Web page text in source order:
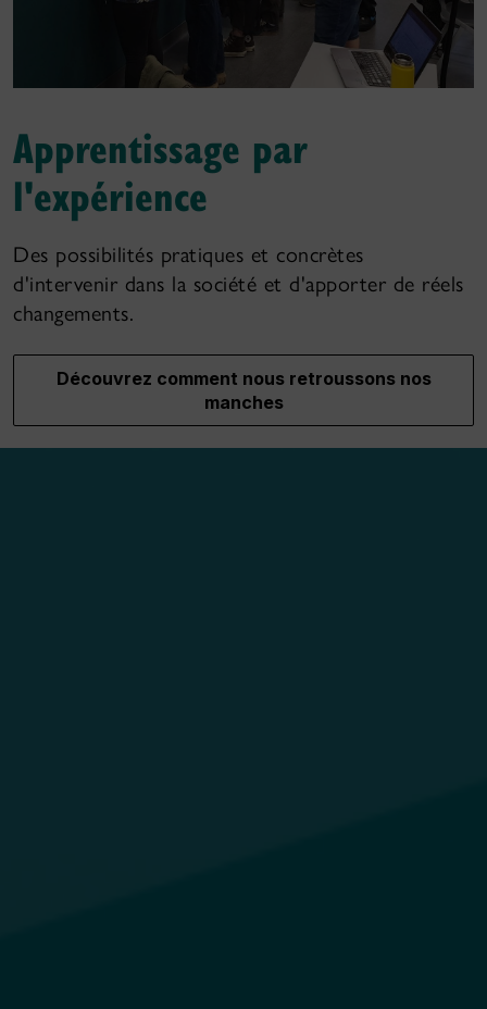
Apprentissage par
l'expérience
Des possibilités pratiques et concrètes
d'intervenir dans la société et d'apporter de réels
changements.
Découvrez comment nous retroussons nos
manches